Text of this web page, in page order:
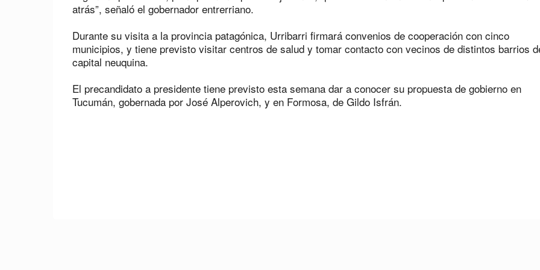
atrás”, señaló el gobernador entrerriano.
Durante su visita a la provincia patagónica, Urribarri firmará convenios de cooperación con cinco
municipios, y tiene previsto visitar centros de salud y tomar contacto con vecinos de distintos barrios
capital neuquina.
El precandidato a presidente tiene previsto esta semana dar a conocer su propuesta de gobierno en
Tucumán, gobernada por José Alperovich, y en Formosa, de Gildo Isfrán.